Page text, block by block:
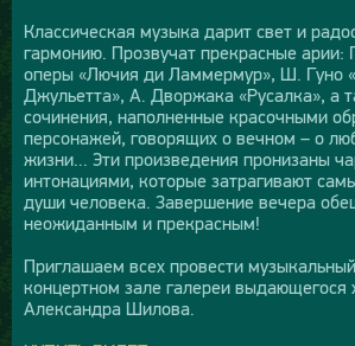
Классическая музыка дарит свет и
гармонию. Прозвучат прекрасные арии:
оперы «Лючия ди Ламмермур», Ш. Гуно
Джульетта», А. Дворжака «Русалка», а
сочинения, наполненные красочными
персонажей, говорящих о вечном – о
жизни... Эти произведения пронизаны
интонациями, которые затрагивают
души человека. Завершение вечера
неожиданным и прекрасным!
Приглашаем всех провести
концертном зале галереи выдающегося
Александра Шилова.